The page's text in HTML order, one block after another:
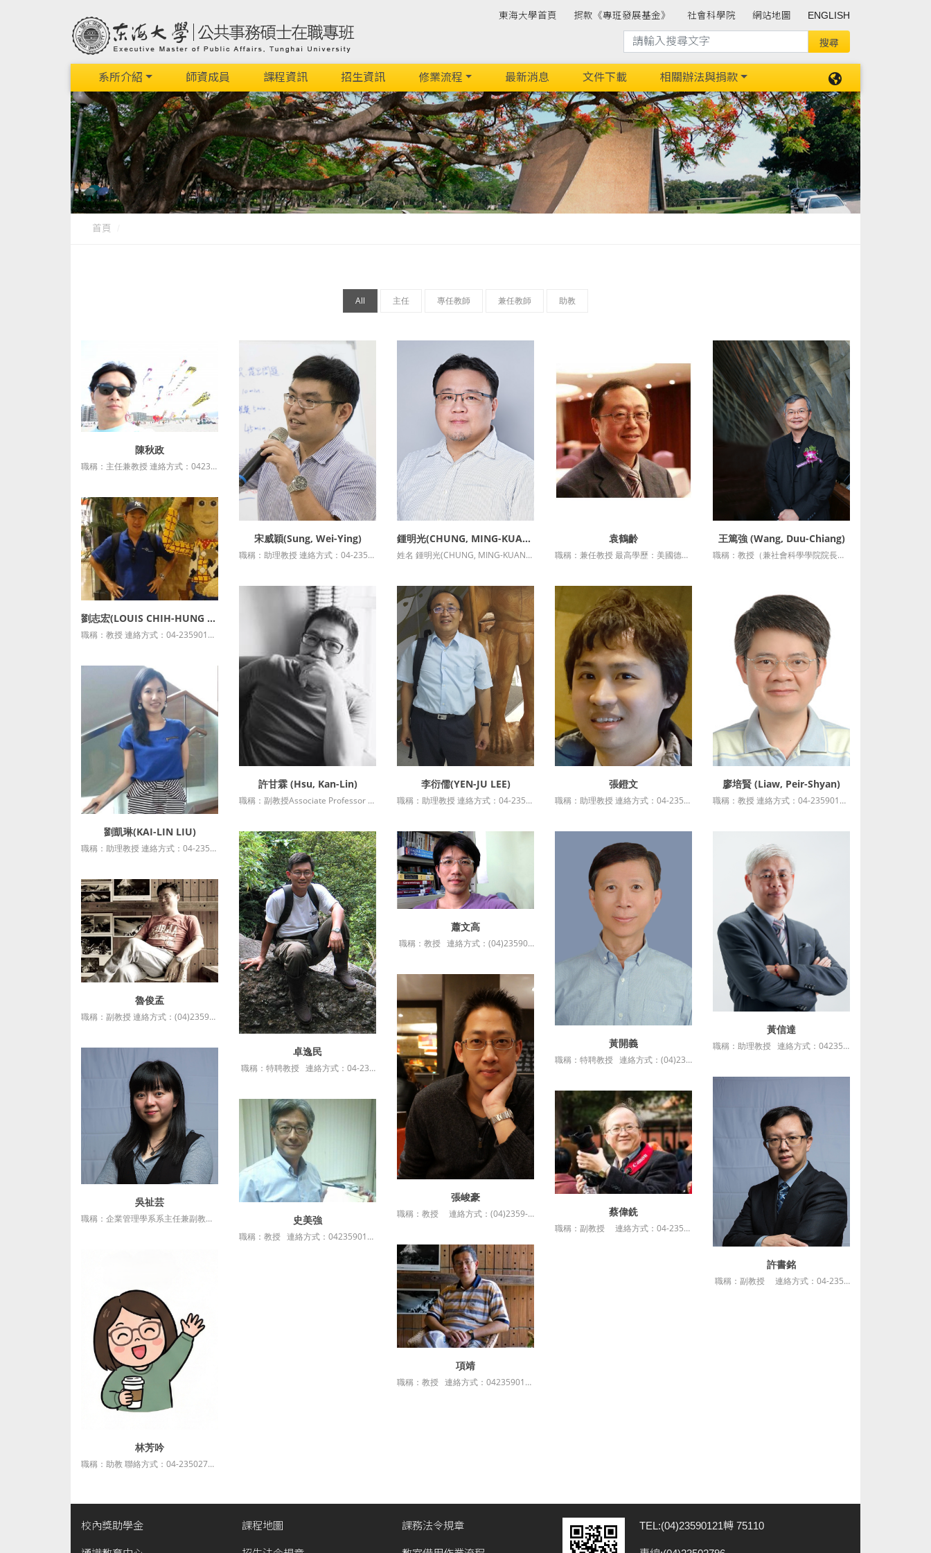
東海大學首頁 捐款《專班發展基金》 社會科學院 網站地圖 ENGLISH
系所介紹 師資成員 課程資訊 招生資訊 修業流程 最新消息 文件下載 相關辦法與捐款
首頁
All 主任 專任教師 兼任教師 助教
詳細資訊
陳秋政
職稱：主任兼教授 連絡方式：0423590121*36715 最高學歷：國立政治大學公共行政學博士 授課科目：地方創生與社會企業專題 研究專長 非營利組織管理、政府人力資源管理、都會與社區治理、組織間協力治理....
詳細資訊
宋威穎(Sung, Wei-Ying)
職稱：助理教授 連絡方式：04-23590121*75111 最高學歷：國立中山大學公共事務管理研究所管理學博士 授課科目：城市競爭力與治理專題、環境保護政策專題、地方創生與政府企業講座......等 研究專....
詳細資訊 鍾明光(CHUNG, MING-KUANG)
姓名 鍾明光(CHUNG, MING-KUANG) 研究室電話 (04)23590121#36710 系辦傳真 ....
詳細資訊
袁鶴齡
職稱：兼任教授 最高學歷：美國德州大學奧斯汀分校政治學 博士 授課科目：危機管理專題
詳細資訊
王篤強 (Wang, Duu-Chiang)
職稱：教授（兼社會科學學院院長） 學歷：中正大學社會福利博士 分機：04-23590121#36513 E-mail：dcwang@thu.edu.tw 專長 貧窮、高齡、弱勢人口與社會工作 &n....
詳細資訊 劉志宏(LOUIS CHIH-HUNG LIU)
職稱：教授 連絡方式：04-23590121*36712 最高學歷：美國馬里蘭大學公共政策博士 授課科目：公共預算與財務管理專題 研究專長 計量分析、財政學 研究計畫 https://resume.thu.edu.tw/portfolio/....
詳細資訊
許甘霖 (Hsu, Kan-Lin)
職稱：副教授Associate Professor 連絡方式：04-23590121*36320 最高學歷：蘭卡斯特大學社會學博士 Ph.D., Lancaster University, UK 授課科目：真實烏托邦：後資本主義社會變革的理論(Real Utopia: Theory of Social Transforma....
詳細資訊
李衍儒(YEN-JU LEE)
職稱：助理教授 連絡方式：04-23590121*36706 最高學歷：國立臺灣大學政治學系博士 授課科目：跨域治理與公共管理專題 研究專長：公共政策分析、第三部門與社會企業、各國人事政策與公部門人力....
詳細資訊
張鐙文
職稱：助理教授 連絡方式：04-23590121*36705 最高學歷： 國立政治大學公共行政學博士 授課科目：科技、政府與社會專題 研究專長 電子治理與數位政府、跨域治理與網絡管理、協力治理與公....
詳細資訊
廖培賢 (Liaw, Peir-Shyan)
職稱：教授 連絡方式：04-23590121*36110 最高學歷：台灣大學經濟學研究所博士班(肄業) 授課科目：總體經濟政策分析專題 研究專長：總體經濟學、國際金融理論、動態經濟學、金融市場 教學....
詳細資訊
劉凱琳(KAI-LIN LIU)
職稱：助理教授 連絡方式：04-23590121*36707 最高學歷： 香港大學非營利管理博士 授課科目：永續影響力評估與管理 研究專長 影響力評估與管理、非營利組織管理、社會企業與創新、微型金融 研究計....
詳細資訊
卓逸民
職稱：特聘教授 連絡方式：04-23590121*32410(office)、32411(lab) 授課科目：地方創生在地案例探討與實務 服務單位：東海大學生命科學系
詳細資訊
蕭文高
職稱：教授 連絡方式：(04)23590121#36509 最高學歷：暨南大學社會政策與社會工作學系博士 授課科目：社會福利政策專題 服務單位：東海大學社會工作學系
詳細資訊
黃開義
職稱：特聘教授 連絡方式：(04)23590121#35117 最高學歷：美國德州農工大學 (Texas A&M University) 工業工程博士 授課科目：人力資源管理專題 服務單位：東海大學企業管理學系
詳細資訊
黃信達
職稱：助理教授 連絡方式：0423590121*36206 最高學歷：國立政治大學政治學博士 授課科目：地方政治生態專題、民意調查專題 服務單位：東海大學政治
詳細資訊
魯俊孟
職稱：副教授 連絡方式：(04)23590121#36704 最高學歷：美國辛辛那提大學政治學系博士 授課科目：談判理論與溝通 研究專長 民意與政策、行政革新、計量分析、政策評估 研究計畫 https://resume.thu.edu.tw/portfolio....
詳細資訊
張峻豪
職稱：教授 連絡方式：(04)2359-0121#36216 最高學歷：國立中山大學政治學研究所博士 授課科目：地方治理與社區發展 服務單位：東海大學政治學系
詳細資訊
吳祉芸
職稱：企業管理學系系主任兼副教授 連絡方式：04-23590121* 35121 最高學歷：國立政治大學管理學博士 授課科目：績效管理專題 ....
詳細資訊
許書銘
職稱：副教授 連絡方式：04-23590121* 35116 最高學歷：國立台灣大學管理學博士 授課科目：地方創生理論與實務、地方創生在地案例....
詳細資訊
蔡偉銑
職稱：副教授 連絡方式：04-23590121*36711 最高學歷：東吳大學政治學博士 授課科目：社會科學研究法：質性研究法 ....
詳細資訊
史美強
職稱：教授 連絡方式：0423590121 最高學歷：美國奧克拉荷馬大學公共行政學博士 授課科目：公共組織理論與設計專題 服務單位：東海大學行政管理暨政策學....
詳細資訊
項靖
職稱：教授 連絡方式：0423590121*36708 最高學歷：美國俄亥俄州州立大學公共政策與管理博士 授課科目：電子化政府專題 量化研究專題 研究計畫https....
詳細資訊
林芳吟
職稱：助教 聯絡方式：04-23502796 E-mail：annlin08@thu.edu.tw 最高學歷：東海大學政治系地方政治組碩士 服務單位：東海大學公共事務碩士在職專班 業務： 1. 專班各項行政及人事相....
校內獎助學金 課程地圖 課務法令規章 TEL:(04)23590121轉 75110